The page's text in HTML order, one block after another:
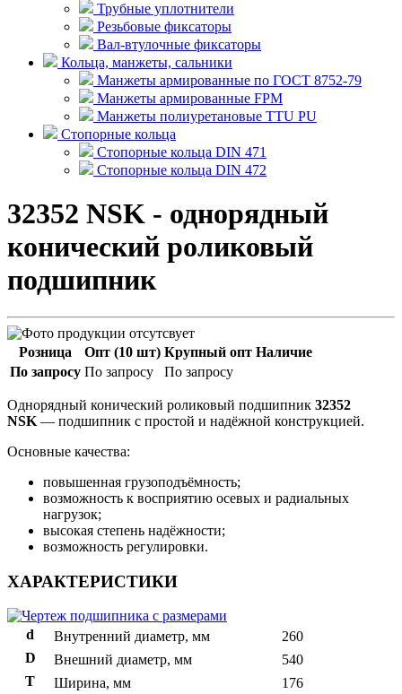
Трубные уплотнители
Резьбовые фиксаторы
Вал-втулочные фиксаторы
Кольца, манжеты, сальники
Манжеты армированные по ГОСТ 8752-79
Манжеты армированные FPM
Манжеты полиуретановые TTU PU
Стопорные кольца
Стопорные кольца DIN 471
Стопорные кольца DIN 472
32352 NSK - однорядный
конический роликовый
подшипник
Розница Опт (10 шт) Крупный опт Наличие
По запросу По запросу По запросу
Однорядный конический роликовый подшипник 32352
NSK — подшипник с простой и надёжной конструкцией.
Основные качества:
повышенная грузоподъёмность;
возможность к восприятию осевых и радиальных
нагрузок;
высокая степень надёжности;
возможность регулировки.
ХАРАКТЕРИСТИКИ
d Внутренний диаметр, мм
260
D
Внешний диаметр, мм
540
T
Ширина, мм
176